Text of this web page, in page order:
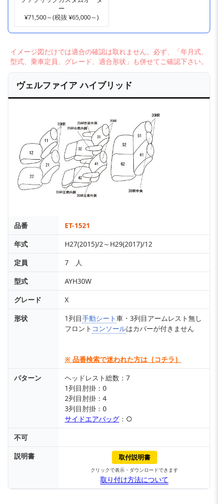
ー
¥71,500～(税抜 ¥65,000～)
イメージ図だけでは適合の確認は取れません。必ず、「年月式、
型式、乗車定員、グレード、適合形状」も併せてご確認下さい。
ヴェルファイア ハイブリッド
品番
ET-1521
年式
H27(2015)/2～H29(2017)/12
定員
7 人
型式
AYH30W
グレード
X
形状
1列目手動シート車・3列目アームレスト無し
フロント コンソールはカバーが付きません
※ 品番検索で迷われた方は｛コチラ｝
パターン
ヘッドレスト総数：7
1列目肘掛：0
2列目肘掛：4
3列目肘掛：0
サイドエアバッグ ：○
不可
説明書
取付説明書
クリックで表示・ダウンロードできます
取り付け方法について